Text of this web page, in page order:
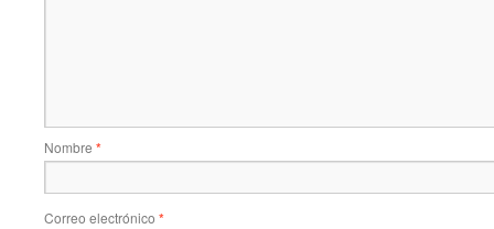
Nombre *
Correo electrónico *